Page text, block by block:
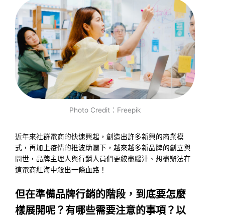
Photo Credit：Freepik
近年來社群電商的快速興起，創造出許多新興的商業模
式，再加上疫情的推波助瀾下，越來越多新品牌的創立與
問世，品牌主理人與行銷人員們更絞盡腦汁、想盡辦法在
這電商紅海中殺出一條血路！
但在準備品牌行銷的階段，到底要怎麼
樣展開呢？有哪些需要注意的事項？以